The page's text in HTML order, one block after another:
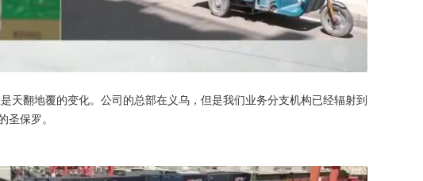
天翻地覆的变化。公司的总部在义乌，但是我们业务分支机构已经辐射到
保罗。